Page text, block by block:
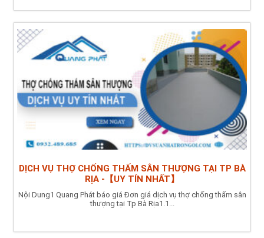
DỊCH VỤ THỢ CHỐNG THẤM SÂN THƯỢNG TẠI TP BÀ
RỊA -【UY TÍN NHẤT】
Nội Dung1 Quang Phát báo giá Đơn giá dịch vụ thợ chống thấm sân
thượng tại Tp Bà Rịa1.1...